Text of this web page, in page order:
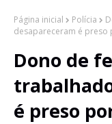
Página inicial Polícia
desapareceram é
Dono de
é preso